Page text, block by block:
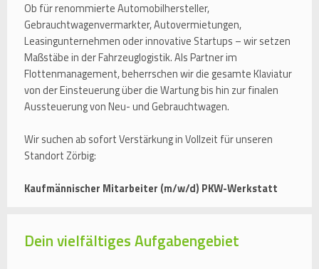
Ob für renommierte Automobilhersteller,
Gebrauchtwagenvermarkter, Autovermietungen,
Leasingunternehmen oder innovative Startups – wir setzen
Maßstäbe in der Fahrzeuglogistik. Als Partner im
Flottenmanagement, beherrschen wir die gesamte Klaviatur
von der Einsteuerung über die Wartung bis hin zur finalen
Aussteuerung von Neu- und Gebrauchtwagen.
Wir suchen ab sofort Verstärkung in Vollzeit für unseren
Standort Zörbig:
Kaufmännischer Mitarbeiter (m/w/d) PKW-Werkstatt
Dein vielfältiges Aufgabengebiet